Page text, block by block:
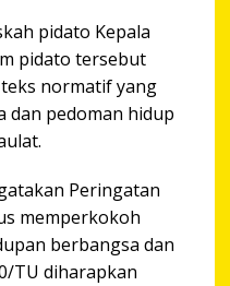
pidato Kepala
pidato tersebut
normatif yang
dan pedoman hidup
Peringatan
memperkokoh
berbangsa dan
TU diharapkan